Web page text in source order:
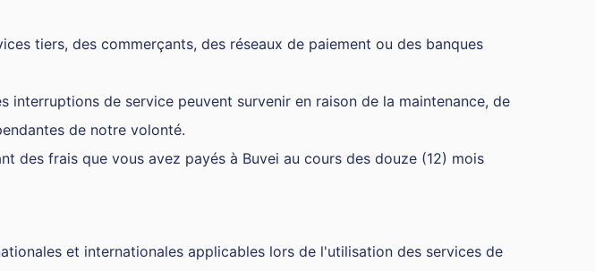
tiers, des commerçants, des réseaux de paiement ou des banques
de service peuvent survenir en raison de la maintenance, de
de notre volonté.
des frais que vous avez payés à Buvei au cours des douze (12) mois
et internationales applicables lors de l'utilisation des services de